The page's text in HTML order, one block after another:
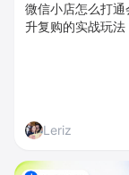
微信小店怎么打通
升复购的实战玩法
Leriz